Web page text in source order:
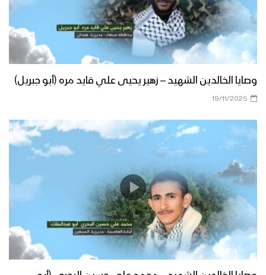
وصايا الخالدين الشهيد – زهير يحيى علي قايد مره (أبو جبريل)
19/11/2025